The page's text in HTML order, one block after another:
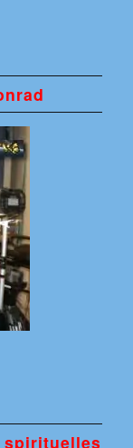
spirituelles